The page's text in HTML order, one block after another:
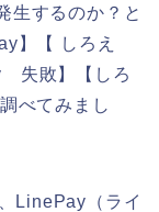
生するのか？と
】【 しろえ
失敗】【しろ
べてみまし
LinePay（ライ